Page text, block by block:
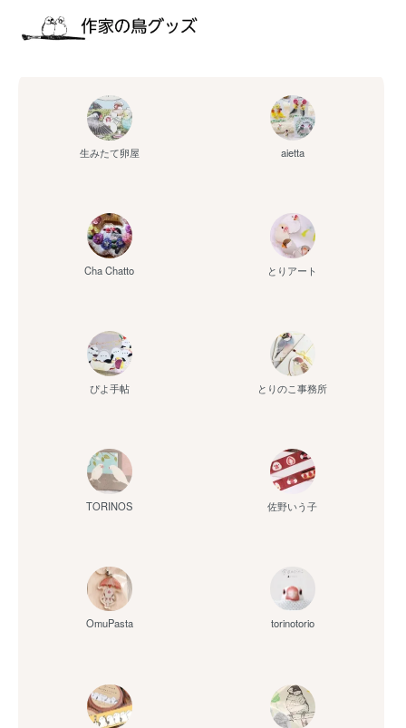
生みたて卵屋 aietta
Cha Chatto とりアート
ぴよ手帖 とりのこ事務所
TORINOS 佐野いう子
OmuPasta torinotorio